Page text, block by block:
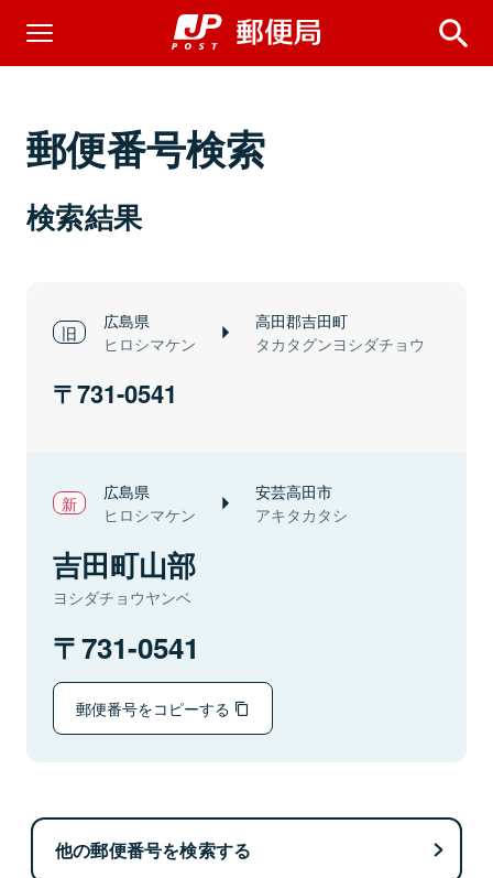
郵便番号検索
検索結果
広島県
ヒロシマケン
高田郡吉田町
タカタグンヨシダチョウ
731-0541
広島県
ヒロシマケン
安芸高田市
アキタカタシ
吉田町山部
ヨシダチョウヤンベ
731-0541
郵便番号をコピーする
他の郵便番号を検索する